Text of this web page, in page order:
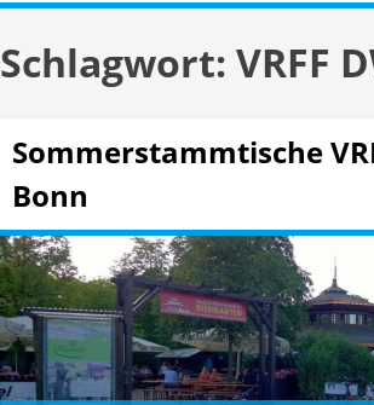
Schlagwort: VRFF
Sommerstammtische
Bonn